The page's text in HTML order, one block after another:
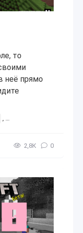
то
неё прямо
, игры с друзьями
2,8К 0